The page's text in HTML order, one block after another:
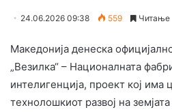
24.06.2026 09:38 559 Читање
Македонија денеска
„Везилка“ – Националната
интелигенција, проект кој има
технолошкиот развој на